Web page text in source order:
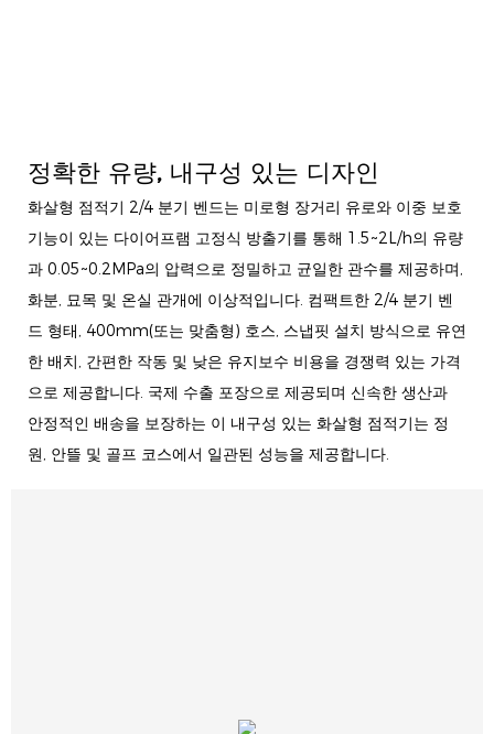
정확한 유량, 내구성 있는 디자인
화살형 점적기 2/4 분기 벤드는 미로형 장거리 유로와 이중 보호
기능이 있는 다이어프램 고정식 방출기를 통해 1.5~2L/h의 유량
과 0.05~0.2MPa의 압력으로 정밀하고 균일한 관수를 제공하며,
화분, 묘목 및 온실 관개에 이상적입니다. 컴팩트한 2/4 분기 벤
드 형태, 400mm(또는 맞춤형) 호스, 스냅핏 설치 방식으로 유연
한 배치, 간편한 작동 및 낮은 유지보수 비용을 경쟁력 있는 가격
으로 제공합니다. 국제 수출 포장으로 제공되며 신속한 생산과
안정적인 배송을 보장하는 이 내구성 있는 화살형 점적기는 정
원, 안뜰 및 골프 코스에서 일관된 성능을 제공합니다.